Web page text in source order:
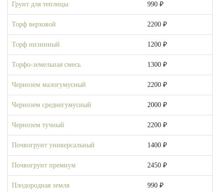
Грунт для теплицы 990 ₽
Торф верховой 2200 ₽
Торф низинный 1200 ₽
Торфо-земельная смесь 1300 ₽
Чернозем малогумусный 2200 ₽
Чернозем среднегумусный 2000 ₽
Чернозем тучный 2200 ₽
Почвогрунт универсальный 1400 ₽
Почвогрунт премиум 2450 ₽
Плодородная земля 990 ₽